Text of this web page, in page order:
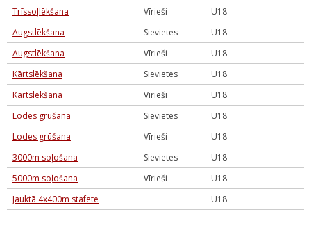
Trīssoļlēkšana
Vīrieši
U18
Augstlēkšana
Sievietes
U18
Augstlēkšana
Vīrieši
U18
Kārtslēkšana
Sievietes
U18
Kārtslēkšana
Vīrieši
U18
Lodes grūšana
Sievietes
U18
Lodes grūšana
Vīrieši
U18
3000m soļošana
Sievietes
U18
5000m soļošana
Vīrieši
U18
Jauktā 4x400m stafete
U18